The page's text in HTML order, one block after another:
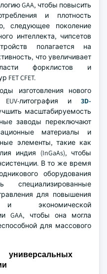
GAA, чтобы повысить
и плотность
следующее поколение
интеллекта, чипсетов
полагается на
что увеличивает
форклистов и
CFET.
изготовления нового
литография и 3D-
масштабируемость
заводы переключают
материалы и
элементы, такие как
индия (InGaAs), чтобы
В то же время
оборудования
специализированные
для повышения
и экономической
GAA, чтобы она могла
для массового